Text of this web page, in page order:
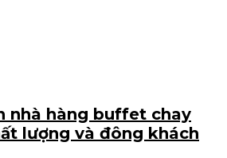
nhà hàng buffet chay
lượng và đông khách